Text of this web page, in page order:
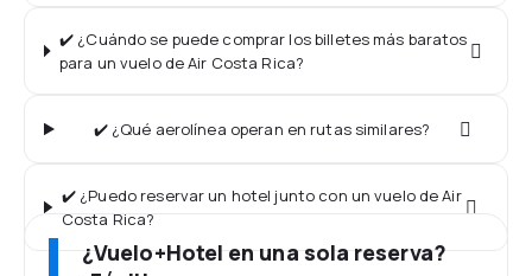
✔️ ¿Cuándo se puede comprar los billetes más baratos
para un vuelo de Air Costa Rica?
✔️ ¿Qué aerolínea operan en rutas similares?
✔️ ¿Puedo reservar un hotel junto con un vuelo de Air
Costa Rica?
¿Vuelo+Hotel en una sola reserva?